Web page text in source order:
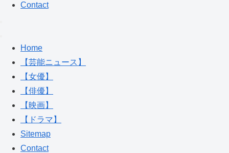
Contact
Home
【芸能ニュース】
【女優】
【俳優】
【映画】
【ドラマ】
Sitemap
Contact